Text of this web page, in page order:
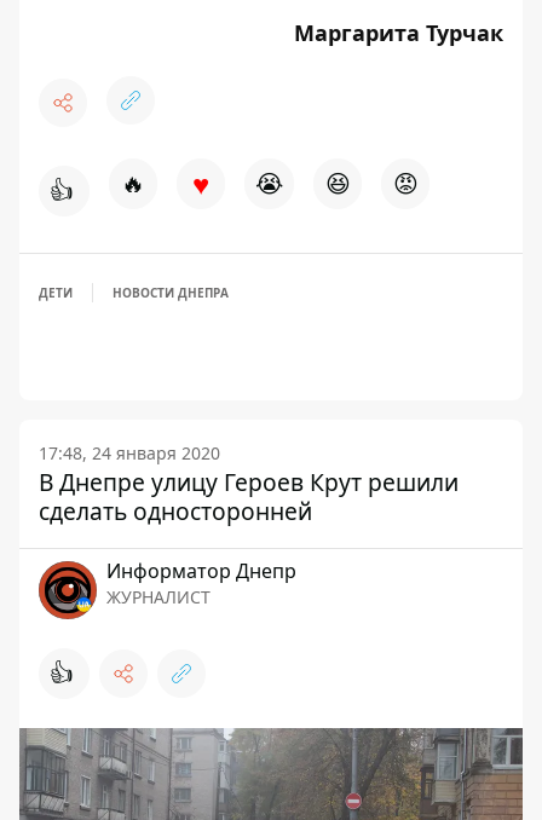
Маргарита Турчак
👍 🔥 ♥ 😭 😆 😡
ДЕТИ НОВОСТИ ДНЕПРА
17:48, 24 января 2020
В Днепре улицу Героев Крут решили
сделать односторонней
Информатор Днепр
ЖУРНАЛИСТ
👍